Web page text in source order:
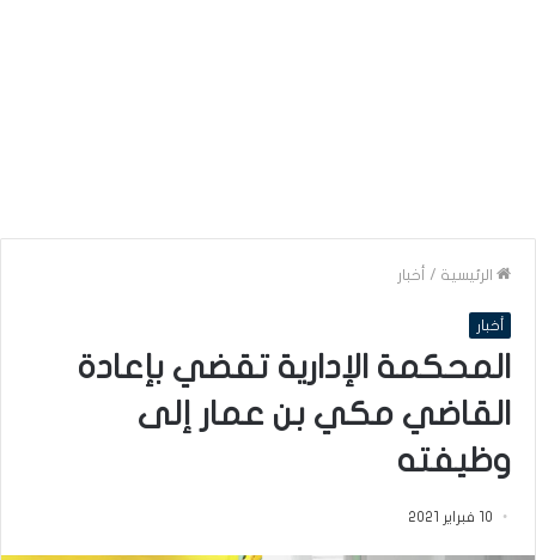
الرئيسية / أخبار
أخبار
المحكمة الإدارية تقضي بإعادة
القاضي مكي بن عمار إلى
وظيفته
10 فبراير 2021